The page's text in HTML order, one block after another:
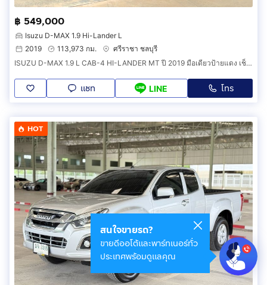
฿ 549,000
Isuzu D-MAX 1.9 Hi-Lander L
2019
113,973 กม.
ศรีราชา ชลบุรี
ISUZU D-MAX 1.9 L CAB-4 HI-LANDER MT ปี 2019 มือเดียวป้ายแดง เช็คศูนย์ตลอด น็อตไม่มีขยับ
แชท LINE โทร
HOT
สนใจขายรถ?
ขายดีออโต้และพาร์ทเนอร์ทั่ว
ประเทศพร้อมดูแลคุณ